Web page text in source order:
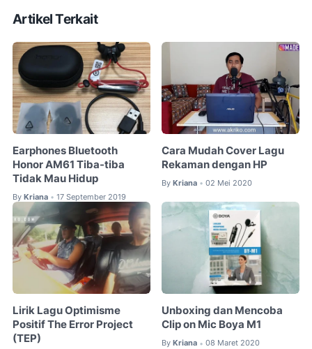
Artikel Terkait
Earphones Bluetooth
Honor AM61 Tiba-tiba
Tidak Mau Hidup
By Kriana • 17 September 2019
Cara Mudah Cover Lagu
Rekaman dengan HP
By Kriana • 02 Mei 2020
Lirik Lagu Optimisme
Positif The Error Project
(TEP)
Unboxing dan Mencoba
Clip on Mic Boya M1
By Kriana • 08 Maret 2020